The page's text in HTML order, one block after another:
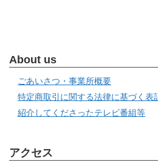
About us
ごあいさつ・事業所概要
特定商取引に関する法律に基づく表
紹介してくださったテレビ番組等
アクセス